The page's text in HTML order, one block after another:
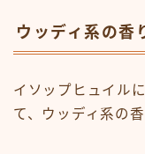
ウッディ系の香
イソップヒュイル
て、ウッディ系の